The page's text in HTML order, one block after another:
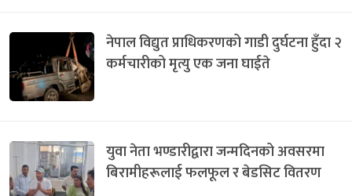
नेपाल विद्युत प्राधिकरणको गाडी दुर्घटना हुँदा २
कर्मचारीको मृत्यु एक जना घाईते
युवा नेता भण्डारीद्वारा जन्मदिनको अवसरमा
बिरामीहरूलाई फलफूल र बेडसिट वितरण